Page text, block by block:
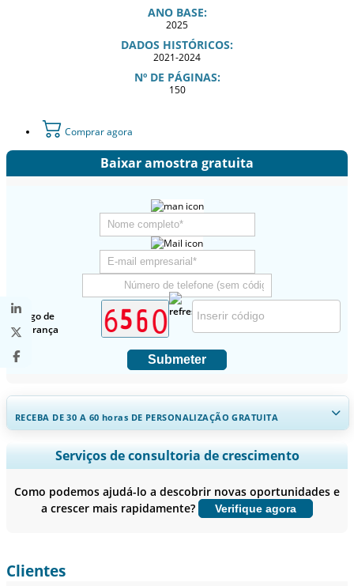
ANO BASE:
2025
DADOS HISTÓRICOS:
2021-2024
Nº DE PÁGINAS:
150
Comprar agora
Baixar amostra gratuita
Código de
segurança
Submeter
RECEBA DE 30 A 60 horas DE PERSONALIZAÇÃO GRATUITA
Ampliar a cobertura regional e por país, Análise de segmentos,
Perfis de empresas, Benchmarking competitivo, e insights sobre o
Personalizar agora
Serviços de consultoria de crescimento
Como podemos ajudá-lo a descobrir novas oportunidades e
a crescer mais rapidamente?
Verifique agora
Clientes